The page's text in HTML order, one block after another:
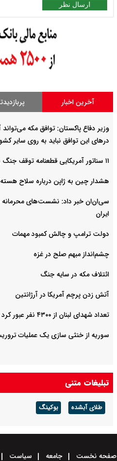
ارسال نظر
آخرین اخبار
وزیر دفاع پاکستان: توافق مکه می‌تواند
درهای این توافق نباید به روی سایر
۱۱ سناتور آمریکایی قطعنامه توقف جنگ با ایران را ارائه کردند
هشدار چین به ژاپن درباره سلاح
سی‌ان‌ان خبر داد: نشست‌های محرمانه
ایران
دولت ترامپ و چالش کمبود مهمات
چشم‌انداز مبهم صلح در غزه
ائتلاف مکه در سایه جنگ
آتش زدن پرچم آمریکا در آرژانتین
تعداد شهدای لبنان از ۴۳۰۰ نفر عبور کرد
سوریه از خنثی سازی یک عملیات
تبلیغات متنی
طلای آبشده بوکینگ
صفحه نخست جامعه سیاست